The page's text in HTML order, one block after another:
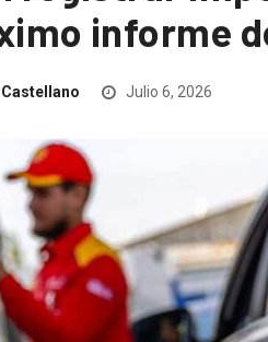
informe
Julio 6, 2026